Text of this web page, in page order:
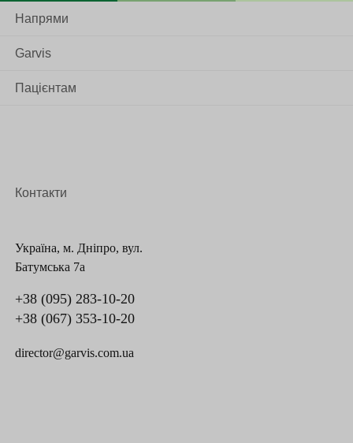
Напрями
Garvis
Пацієнтам
Контакти
Україна, м. Дніпро, вул.
Батумська 7а
+38 (095) 283-10-20
+38 (067) 353-10-20
director@garvis.com.ua